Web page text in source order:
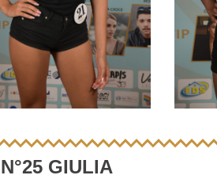
N°25 GIULIA